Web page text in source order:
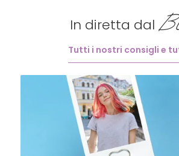
In diretta dal
Tutti i nostri consigli e